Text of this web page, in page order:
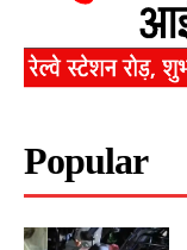
Popular